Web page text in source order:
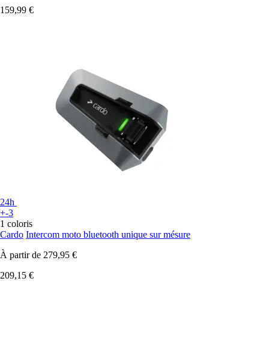
159,99 €
24h
+-3
1 coloris
Cardo Intercom moto bluetooth unique sur mésure
À partir de 279,95 €
209,15 €